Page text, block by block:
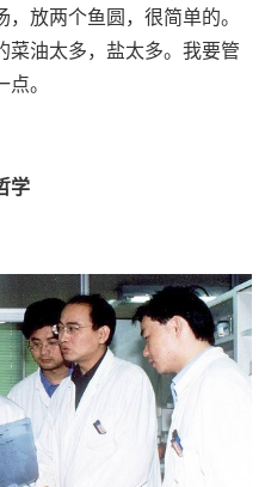
放两个鱼圆，很简单的。
菜油太多，盐太多。我要管
。
学